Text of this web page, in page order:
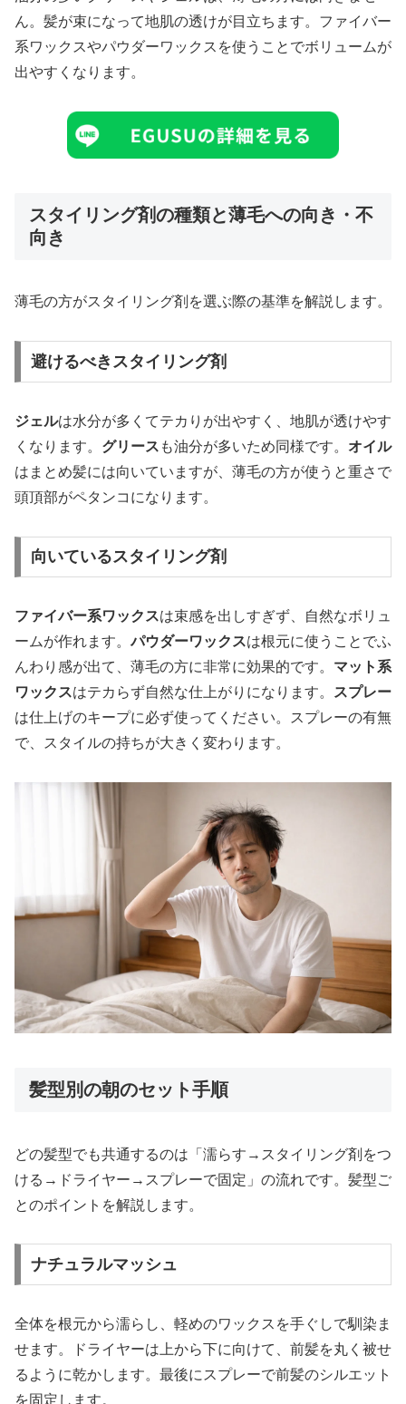
ん。髪が束になって地肌の透けが目立ちます。ファイバー
系ワックスやパウダーワックスを使うことでボリュームが
出やすくなります。
スタイリング剤の種類と薄毛への向き・不
向き
薄毛の方がスタイリング剤を選ぶ際の基準を解説します。
避けるべきスタイリング剤
ジェルは水分が多くてテカりが出やすく、地肌が透けやす
くなります。 グリース も油分が多いため同様です。 オイル
はまとめ髪には向いていますが、薄毛の方が使うと重さで
頭頂部がペタンコになります。
向いているスタイリング剤
ファイバー系ワックスは束感を出しすぎず、自然なボリュ
ームが作れます。パウダーワックスは根元に使うことでふ
んわり感が出て、薄毛の方に非常に効果的です。 マット系
ワックスはテカらず自然な仕上がりになります。
スプレー
は仕上げのキープに必ず使ってください。スプレーの有無
で、スタイルの持ちが大きく変わります。
髪型別の朝のセット手順
どの髪型でも共通するのは「濡らす→スタイリング剤をつ
ける→ドライヤー→スプレーで固定」の流れです。髪型ご
とのポイントを解説します。
ナチュラルマッシュ
全体を根元から濡らし、軽めのワックスを手ぐしで馴染ま
せます。ドライヤーは上から下に向けて、前髪を丸く被せ
るように乾かします。最後にスプレーで前髪のシルエット
を固定します。